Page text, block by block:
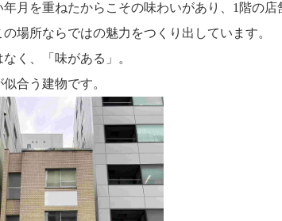
月を重ねたからこその味わいがあり、1階の店
場所ならではの魅力をつくり出しています。
なく、「味がある」。
合う建物です。